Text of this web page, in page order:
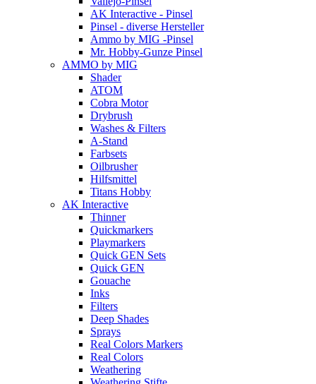
AK Interactive - Pinsel
Pinsel - diverse Hersteller
Ammo by MIG -Pinsel
Mr. Hobby-Gunze Pinsel
AMMO by MIG
Shader
ATOM
Cobra Motor
Drybrush
Washes & Filters
A-Stand
Farbsets
Oilbrusher
Hilfsmittel
Titans Hobby
AK Interactive
Thinner
Quickmarkers
Playmarkers
Quick GEN Sets
Quick GEN
Gouache
Inks
Filters
Deep Shades
Sprays
Real Colors Markers
Real Colors
Weathering